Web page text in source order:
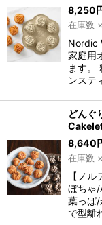
8,250
在庫数
Nordic
家庭用
ます。
ンステ
どん
8,640
在庫数
【ノ
ぼちゃ
葉っぱ/
で型離